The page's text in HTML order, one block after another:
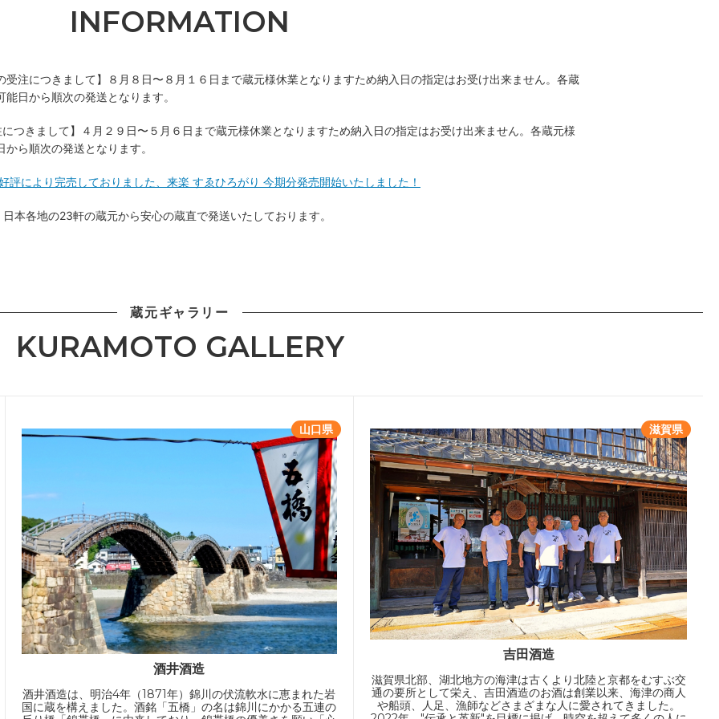
INFORMATION
受注につきまして】８月８日〜８月１６日まで蔵元様休業となりますため納入日の指定はお受け出来ません。各蔵
能日から順次の発送となります。
つきまして】４月２９日〜５月６日まで蔵元様休業となりますため納入日の指定はお受け出来ません。各蔵元様
から順次の発送となります。
評により完売しておりました、来楽 すゑひろがり 今期分発売開始いたしました！
本各地の23軒の蔵元から安心の蔵直で発送いたしております。
蔵元ギャラリー
KURAMOTO GALLERY
酒井酒造
酒井酒造は、明治4年（1871年）錦川の伏流軟水に恵まれた岩
国に蔵を構えました。酒銘「五橋」の名は錦川にかかる五連の
山口県
吉田酒造
滋賀県北部、湖北地方の海津は古くより北陸と京都をむすぶ交
通の要所として栄え、吉田酒造のお酒は創業以来、海津の商人
や船頭、人足、漁師などさまざまな人に愛されてきました。
滋賀県